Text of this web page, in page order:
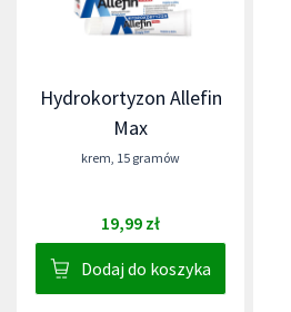
Hydrokortyzon Allefin
Max
krem, 15 gramów
19,99 zł
Dodaj do koszyka